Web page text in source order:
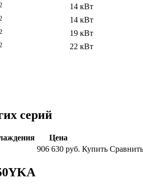
14 кВт
14 кВт
19 кВт
22 кВт
серий
Цена
906 630 руб. Купить Сравнить